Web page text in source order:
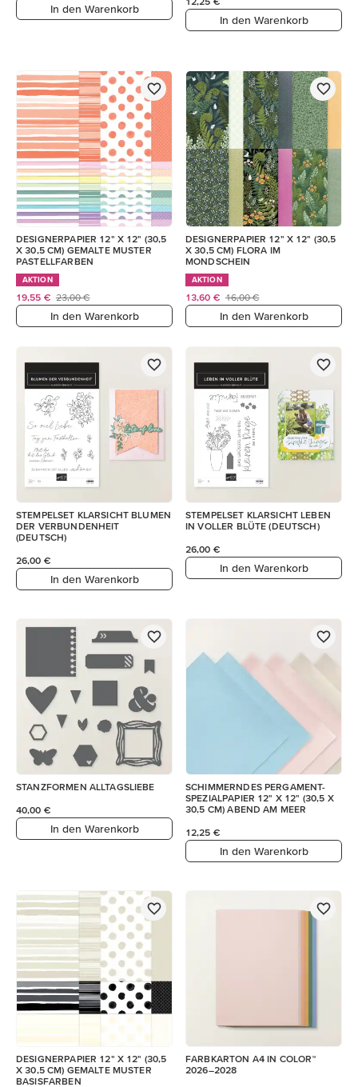
In den Warenkorb
In den Warenkorb
DESIGNERPAPIER 12" X 12" (30,5
X 30,5 CM) GEMALTE MUSTER
PASTELLFARBEN
AKTION
19,55 € 23,00 €
In den Warenkorb
DESIGNERPAPIER 12" X 12" (30,5
X 30,5 CM) FLORA IM
MONDSCHEIN
AKTION
13,60 € 16,00 €
In den Warenkorb
STEMPELSET KLARSICHT BLUMEN
DER VERBUNDENHEIT
(DEUTSCH)
26,00 €
In den Warenkorb
STEMPELSET KLARSICHT LEBEN
IN VOLLER BLÜTE (DEUTSCH)
26,00 €
In den Warenkorb
STANZFORMEN ALLTAGSLIEBE
40,00 €
In den Warenkorb
SCHIMMERNDES PERGAMENT-
SPEZIALPAPIER 12" X 12" (30,5 X
30,5 CM) ABEND AM MEER
12,25 €
In den Warenkorb
DESIGNERPAPIER 12" X 12" (30,5
X 30,5 CM) GEMALTE MUSTER
BASISFARBEN
FARBKARTON A4 IN COLOR™
2026–2028